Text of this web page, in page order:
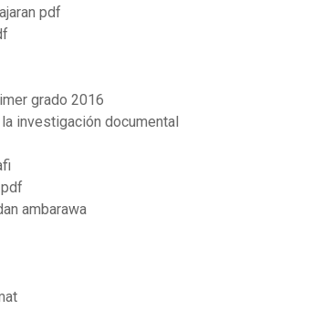
pdf
grado 2016
investigación documental
ambarawa